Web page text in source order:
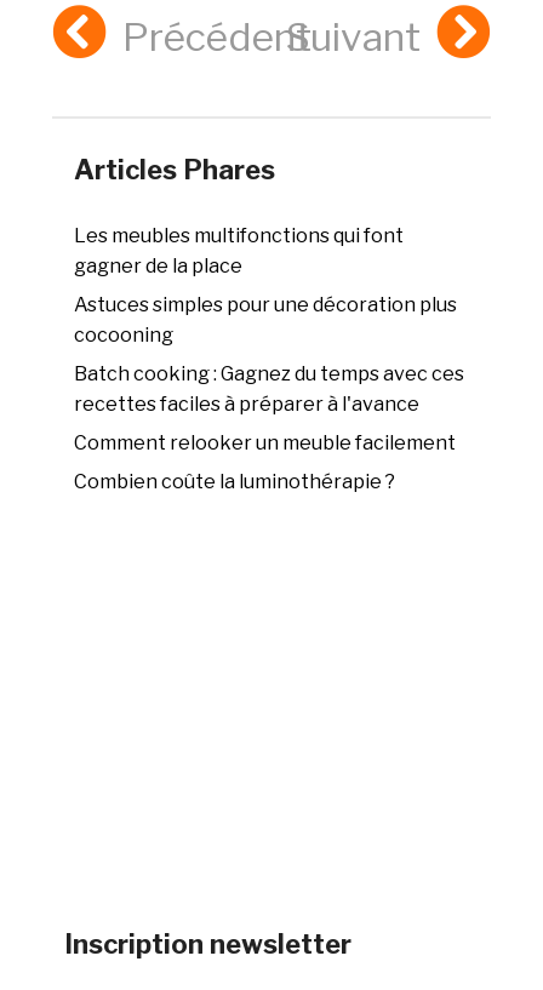
PrécédentSuivant
Articles Phares
Les meubles multifonctions qui font
gagner de la place
Astuces simples pour une décoration plus
cocooning
Batch cooking : Gagnez du temps avec ces
recettes faciles à préparer à l'avance
Comment relooker un meuble facilement
Combien coûte la luminothérapie ?
Inscription newsletter